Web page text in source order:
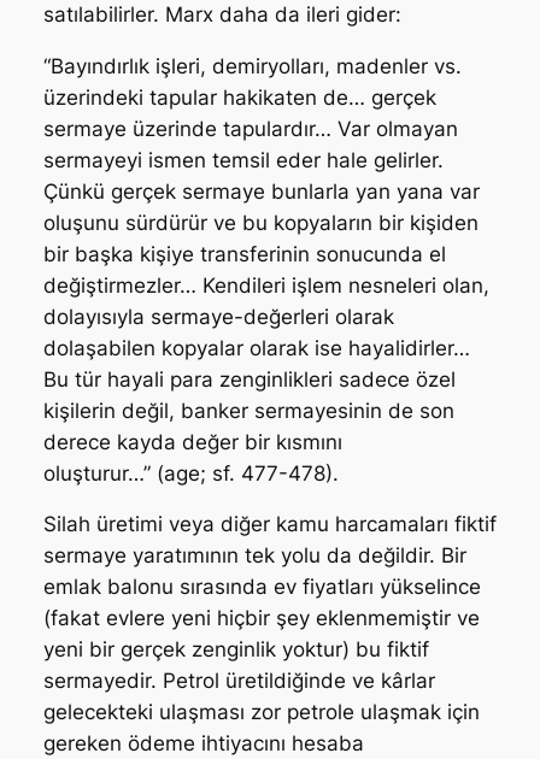
satılabilirler. Marx daha da ileri gider:
“Bayındırlık işleri, demiryolları, madenler vs.
üzerindeki tapular hakikaten de… gerçek
sermaye üzerinde tapulardır… Var olmayan
sermayeyi ismen temsil eder hale gelirler.
Çünkü gerçek sermaye bunlarla yan yana var
oluşunu sürdürür ve bu kopyaların bir kişiden
bir başka kişiye transferinin sonucunda el
değiştirmezler… Kendileri işlem nesneleri olan,
dolayısıyla sermaye-değerleri olarak
dolaşabilen kopyalar olarak ise hayalidirler…
Bu tür hayali para zenginlikleri sadece özel
kişilerin değil, banker sermayesinin de son
derece kayda değer bir kısmını
oluşturur…” (age; sf. 477-478).
Silah üretimi veya diğer kamu harcamaları fiktif
sermaye yaratımının tek yolu da değildir. Bir
emlak balonu sırasında ev fiyatları yükselince
(fakat evlere yeni hiçbir şey eklenmemiştir ve
yeni bir gerçek zenginlik yoktur) bu fiktif
sermayedir. Petrol üretildiğinde ve kârlar
gelecekteki ulaşması zor petrole ulaşmak için
gereken ödeme ihtiyacını hesaba